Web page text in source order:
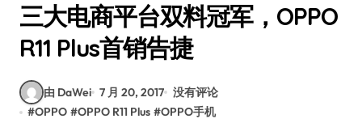
三大电商平台双料冠军，OPPO
R11 Plus首销告捷
由 DaWei 7 月 20, 2017 没有评论
#OPPO #OPPO R11 Plus #OPPO手机